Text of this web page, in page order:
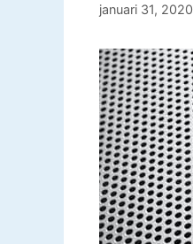
januari 31, 2020